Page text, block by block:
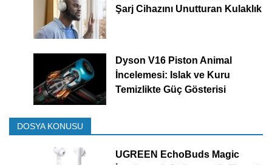
Şarj Cihazını Unutturan Kulaklık
Dyson V16 Piston Animal
İncelemesi: Islak ve Kuru
Temizlikte Güç Gösterisi
DOSYA KONUSU
UGREEN EchoBuds Magic